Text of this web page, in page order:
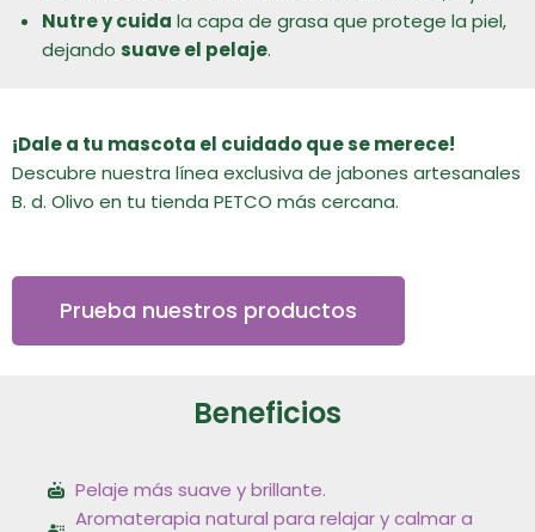
Nutre y cuida la capa de grasa que protege la piel,
dejando suave el pelaje.
¡Dale a tu mascota el cuidado que se merece!
Descubre nuestra línea exclusiva de jabones artesanales
B. d. Olivo en tu tienda PETCO más cercana.
Prueba nuestros productos
Beneficios
Pelaje más suave y brillante.
Aromaterapia natural para relajar y calmar a